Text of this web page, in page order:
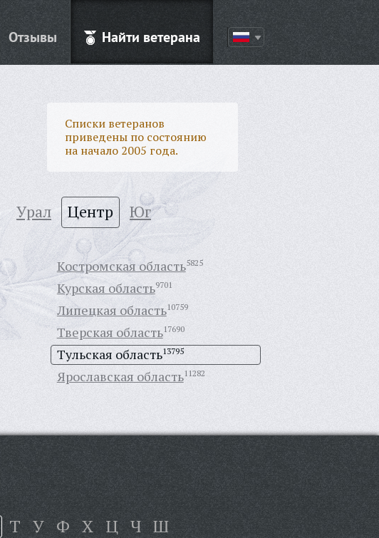
Отзывы Найти ветерана
Списки ветеранов
приведены по состоянию
на начало 2005 года.
Урал Центр Юг
Костромская область5825
Курская область9701
Липецкая область10759
Тверская область17690
Тульская область13795
Ярославская область11282
Т У Ф Х Ц Ч Ш